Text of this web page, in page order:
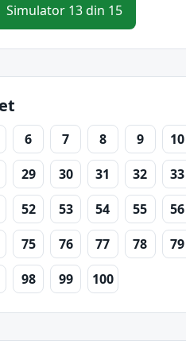
Simulator 13 din 15
6 7 8 9 10
29 30 31 32 33
52 53 54 55 56
75 76 77 78 79
98 99 100